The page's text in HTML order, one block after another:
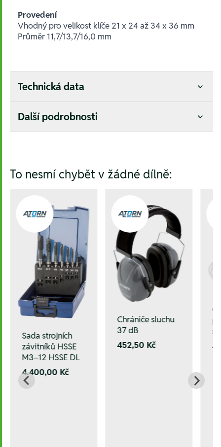
Provedení
Vhodný pro velikost klíče 21 x 24 až 34 x 36 mm
Průměr 11,7/13,7/16,0 mm
Technická data
Další podrobnosti
To nesmí chybět v žádné dílně:
Sada strojních
závitníků HSSE
M3–12 HSSE DL
4.400,00 Kč
Chrániče sluchu
37 dB
452,50 Kč